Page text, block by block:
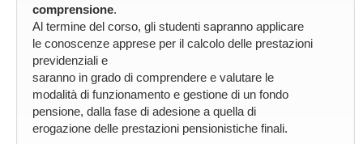
comprensione.
Al termine del corso, gli studenti sapranno applicare
le conoscenze apprese per il calcolo delle prestazioni
previdenziali e
saranno in grado di comprendere e valutare le
modalità di funzionamento e gestione di un fondo
pensione, dalla fase di adesione a quella di
erogazione delle prestazioni pensionistiche finali.